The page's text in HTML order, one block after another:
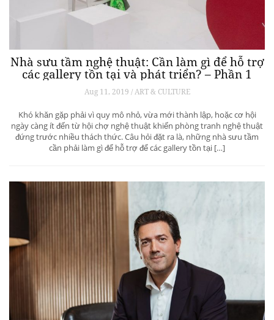
Nhà sưu tầm nghệ thuật: Cần làm gì để hỗ trợ
các gallery tồn tại và phát triển? – Phần 1
Aug 11, 2019 / ART & CULTURE
Khó khăn gặp phải vì quy mô nhỏ, vừa mới thành lập, hoặc cơ hội
ngày càng ít đến từ hội chợ nghệ thuật khiến phòng tranh nghệ thuật
đứng trước nhiều thách thức. Câu hỏi đặt ra là, những nhà sưu tầm
cần phải làm gì để hỗ trợ để các gallery tồn tại […]